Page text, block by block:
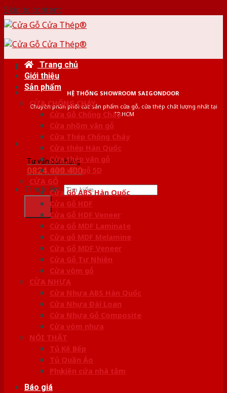
Skip to content
HỆ THỐNG SHOWROOM SAIGONDOOR
Chuyên phân phối các sản phẩm cửa gỗ, cửa thép chất lượng nhất tại
TP.HCM
Tư vấn bán hàng
0824.400.400
Tìm kiếm:
Trang chủ
Giới thiệu
Sản phẩm
CỬA CHỐNG CHÁY
Cửa Gỗ Chống Cháy
Cửa nhôm vân gỗ
Cửa Thép Chống Cháy
Cửa thép Hàn Quốc
Cửa thép vân gỗ
Cửa vân gỗ 5D
CỬA GỖ
Cửa Gỗ ABS Hàn Quốc
Cửa Gỗ HDF
Cửa Gỗ HDF Veneer
Cửa Gỗ MDF Laminate
Cửa gỗ MDF Melamine
Cửa Gỗ MDF Veneer
Cửa Gỗ Tự Nhiên
Cửa vòm gỗ
CỬA NHỰA
Cửa Nhựa ABS Hàn Quốc
Cửa Nhựa Đài Loan
Cửa Nhựa Gỗ Composite
Cửa vòm nhựa
NỘI THẤT
Tủ Kệ Bếp
Tủ Quần Áo
Phụ kiện cửa nhà tắm
Báo giá